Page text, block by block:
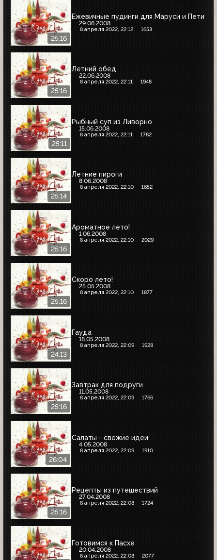
25:16
Ежевичные пудинги для Маруси и Пети
29.06.2008
8 апреля 2022, 22:12 1653
25:16
Летний обед
22.06.2008
8 апреля 2022, 22:11 1948
25:11
Рыбный суп из Ливорно
15.06.2008
8 апреля 2022, 22:11 1782
25:14
Летние пироги
8.06.2008
8 апреля 2022, 22:10 1652
25:16
Ароматное лето!
1.06.2008
8 апреля 2022, 22:10 2029
25:16
Скоро лето!
25.05.2008
8 апреля 2022, 22:10 1877
24:13
Гауда
18.05.2008
8 апреля 2022, 22:09 1928
25:16
Завтрак для подруги
11.05.2008
8 апреля 2022, 22:09 1766
26:04
Салаты - свежие идеи
4.05.2008
8 апреля 2022, 22:09 1910
25:16
Рецепты из путешествий
27.04.2008
8 апреля 2022, 22:08 1724
Готовимся к Пасхе
20.04.2008
8 апреля 2022, 22:08 2077